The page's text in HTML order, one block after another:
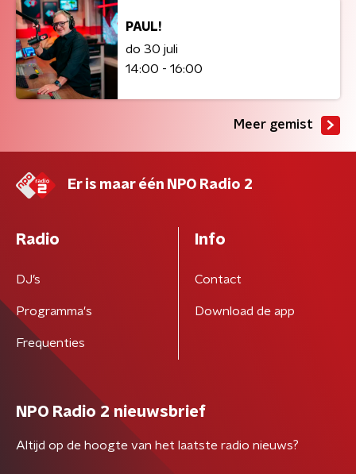
PAUL!
do 30 juli
14:00 - 16:00
Meer gemist
Er is maar één NPO Radio 2
Radio
DJ’s
Programma's
Frequenties
Info
Contact
Download de app
NPO Radio 2 nieuwsbrief
Altijd op de hoogte van het laatste radio nieuws?